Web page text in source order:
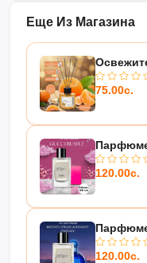
Еще Из Магазина
75.00с.
120.00с.
120.00с.